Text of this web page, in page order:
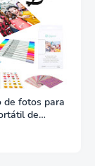
de fotos para
de
(blanca)